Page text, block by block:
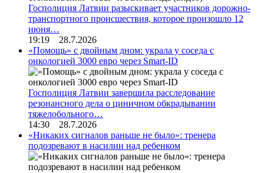
Госполиция Латвии разыскивает участников дорожно-
транспортного происшествия, которое произошло 12
июня…
19:19 28.7.2026
«Помощь» с двойным дном: украла у соседа с
онкологией 3000 евро через Smart-ID
Госполиция Латвии завершила расследование
резонансного дела о циничном обкрадывании
тяжелобольного…
14:30 28.7.2026
«Никаких сигналов раньше не было»: тренера
подозревают в насилии над ребенком